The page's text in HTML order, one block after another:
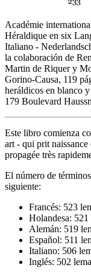
Académie
Héraldique en six
Italiano -
la colaboración de
Martin de Riquer y
Gorino-Causa, 119
heráldicos en blanco
179 Boulevard
Este libro comienza
art - qui prit
propagée très
El número de
siguiente:
Francés: 523
Holandesa: 521
Alemán: 519
Español: 511
Italiano: 506
Inglés: 502